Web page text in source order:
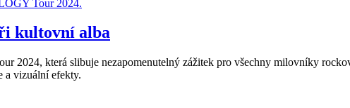
kultovní alba
2024, která slibuje nezapomenutelný zážitek pro všechny milovníky
a vizuální efekty.